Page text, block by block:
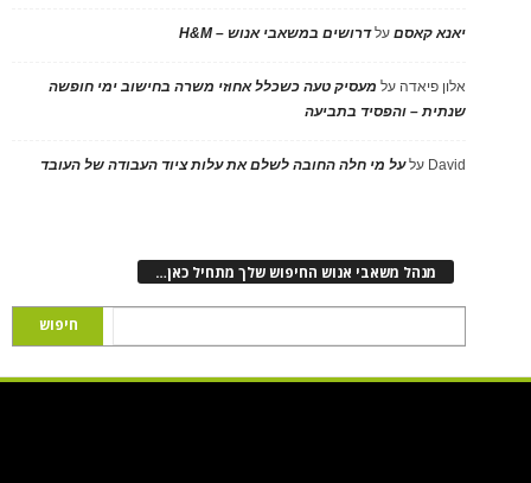
יאנא קאסםעלדרושים במשאבי אנוש – H&M
אלון פיאדה על מעסיק טעה כשכלל אחוזי משרה בחישוב ימי חופשה
שנתית – והפסיד בתביעה
David עלעל מי חלה החובה לשלם את עלות ציוד העבודה של העובד
מנהל משאבי אנוש החיפוש שלך מתחיל כאן…